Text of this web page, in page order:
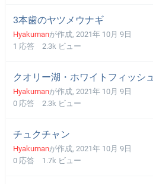
3本歯のヤツメウナギ
Hyakumanが作成, 2021年 10月 9日
1 応答 2.3k ビュー
クオリー湖・ホワイトフィッシュ
Hyakumanが作成, 2021年 10月 9日
0 応答 2.3k ビュー
チュクチャン
Hyakumanが作成, 2021年 10月 9日
0 応答 1.7k ビュー